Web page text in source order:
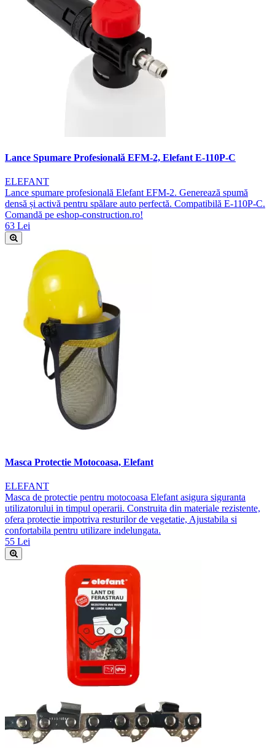
Lance Spumare Profesională EFM-2, Elefant E-110P-C
ELEFANT
Lance spumare profesională Elefant EFM-2. Generează spumă
densă și activă pentru spălare auto perfectă. Compatibilă E-110P-C.
Comandă pe eshop-construction.ro!
63 Lei
Masca Protectie Motocoasa, Elefant
ELEFANT
Masca de protectie pentru motocoasa Elefant asigura siguranta
utilizatorului in timpul operarii. Construita din materiale rezistente,
ofera protectie impotriva resturilor de vegetatie, Ajustabila si
confortabila pentru utilizare indelungata.
55 Lei